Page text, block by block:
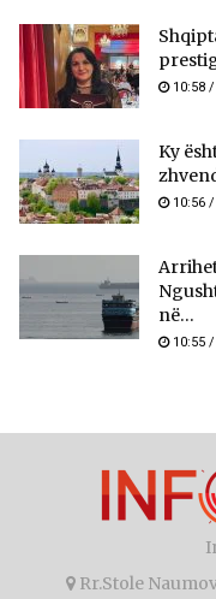
10:58
Ky
10:56
në...
10:55
Rr.Stole